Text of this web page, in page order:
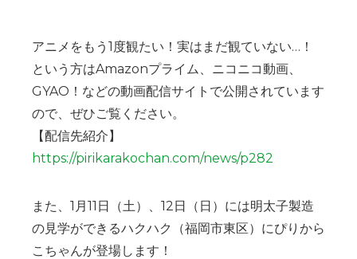
アニメをもう1度観たい！実はまだ観ていない…！
という方はAmazonプライム、ニコニコ動画、
GYAO！などの動画配信サイトで公開されています
ので、ぜひご覧ください。
【配信先紹介】
https://pirikarakochan.com/news/p282
また、1月11日（土）、12日（日）には明太子製造
の見学ができるハクハク（福岡市東区）にぴりから
こちゃんが登場します！